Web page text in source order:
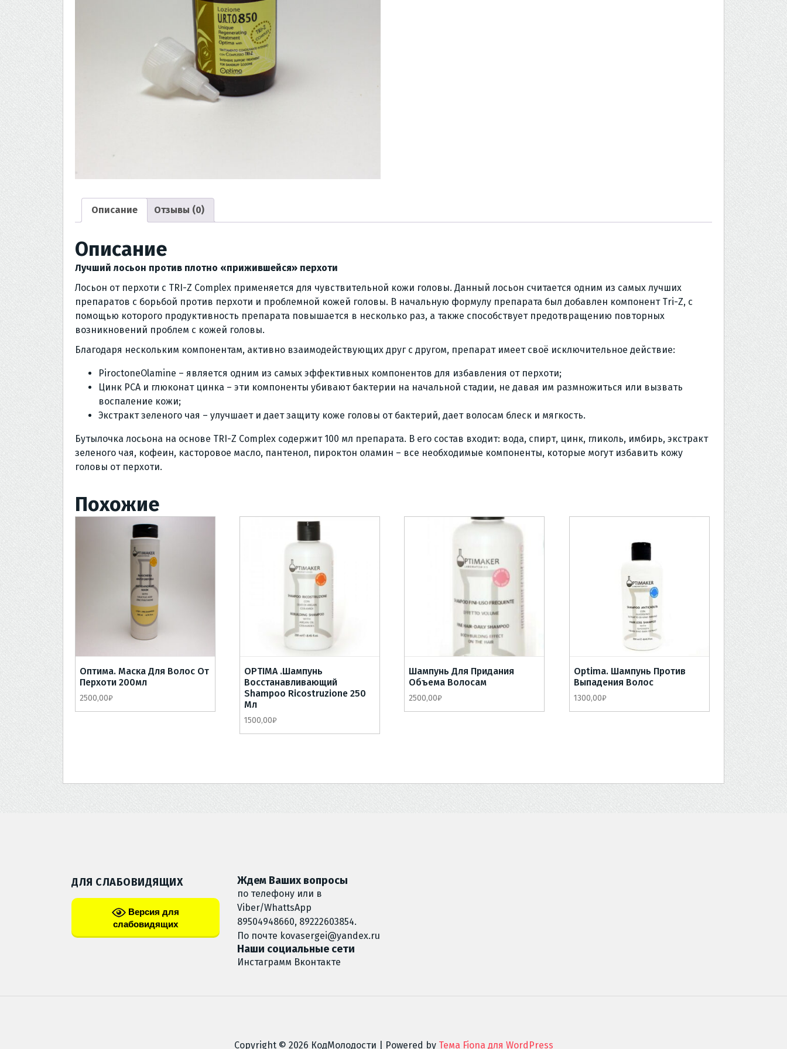
Описание Отзывы (0)
Описание
Лучший лосьон против плотно «прижившейся» перхоти
Лосьон от перхоти с TRI-Z Complex применяется для чувствительной кожи головы. Данный лосьон считается одним из самых лучших
препаратов с борьбой против перхоти и проблемной кожей головы. В начальную формулу препарата был добавлен компонент Tri-Z, с
помощью которого продуктивность препарата повышается в несколько раз, а также способствует предотвращению повторных
возникновений проблем с кожей головы.
Благодаря нескольким компонентам, активно взаимодействующих друг с другом, препарат имеет своё исключительное действие:
PiroctoneOlamine – является одним из самых эффективных компонентов для избавления от перхоти;
Цинк РСА и глюконат цинка – эти компоненты убивают бактерии на начальной стадии, не давая им размножиться или вызвать
воспаление кожи;
Экстракт зеленого чая – улучшает и дает защиту коже головы от бактерий, дает волосам блеск и мягкость.
Бутылочка лосьона на основе TRI-Z Complex содержит 100 мл препарата. В его состав входит: вода, спирт, цинк, гликоль, имбирь, экстракт
зеленого чая, кофеин, касторовое масло, пантенол, пироктон оламин – все необходимые компоненты, которые могут избавить кожу
головы от перхоти.
Похожие
Оптима. Маска Для Волос От
Перхоти 200мл
2500,00₽
OPTIMA .Шампунь
Восстанавливающий
Shampoo Ricostruzione 250
Мл
1500,00₽
Шампунь Для Придания
Объема Волосам
2500,00₽
Optima. Шампунь Против
Выпадения Волос
1300,00₽
ДЛЯ СЛАБОВИДЯЩИХ
Версия для
слабовидящих
Ждем Ваших вопросы
по телефону или в
Viber/WhattsApp
89504948660, 89222603854.
По почте kovasergei@yandex.ru
Наши социальные сети
Инстаграмм Вконтакте
Copyright © 2026 КодМолодости | Powered by Тема Fiona для WordPress